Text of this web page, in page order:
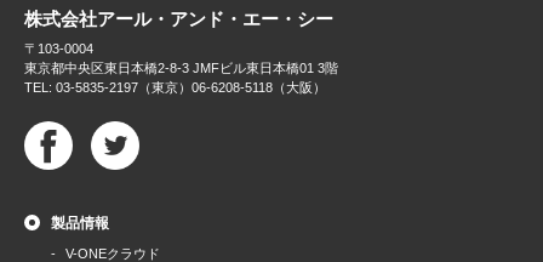
株式会社アール・アンド・エー・シー
〒103-0004
東京都中央区東日本橋2-8-3 JMFビル東日本橋01 3階
TEL: 03-5835-2197（東京）06-6208-5118（大阪）
製品情報
V-ONEクラウド